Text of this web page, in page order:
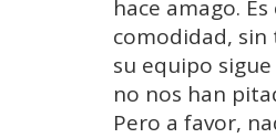
hace amago.
comodidad, sin
su equipo
no nos han
Pero a favor,